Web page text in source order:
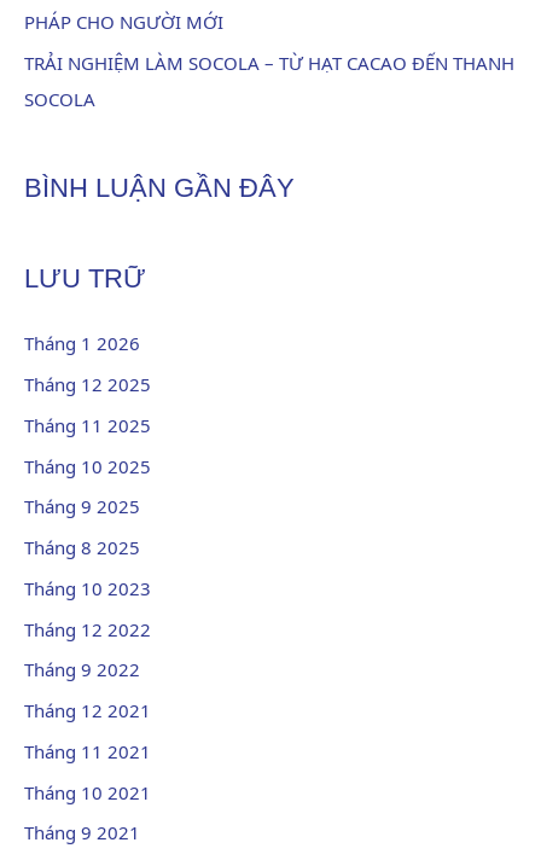
PHÁP CHO NGƯỜI MỚI
TRẢI NGHIỆM LÀM SOCOLA – TỪ HẠT CACAO ĐẾN THANH
SOCOLA
BÌNH LUẬN GẦN ĐÂY
LƯU TRỮ
Tháng 1 2026
Tháng 12 2025
Tháng 11 2025
Tháng 10 2025
Tháng 9 2025
Tháng 8 2025
Tháng 10 2023
Tháng 12 2022
Tháng 9 2022
Tháng 12 2021
Tháng 11 2021
Tháng 10 2021
Tháng 9 2021